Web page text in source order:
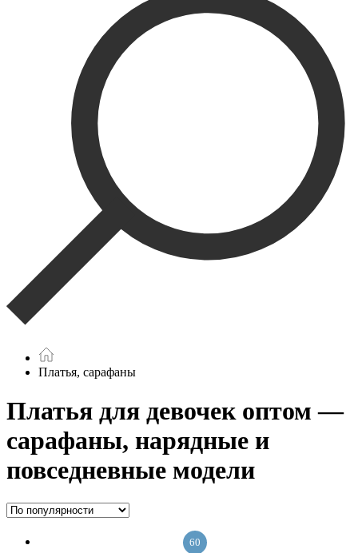
Платья, сарафаны
Платья для девочек оптом —
сарафаны, нарядные и
повседневные модели
60